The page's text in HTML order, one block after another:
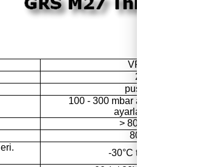
VRLA
27
push-in
100 - 300 mbar arasında üretimde
ayarlanabilir
> 80 mbar
80°C
-30°C to +80°C